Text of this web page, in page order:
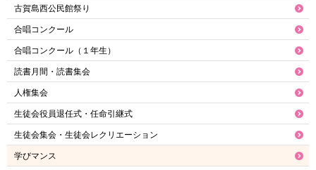
古賀島西公民館祭り
合唱コンクール
合唱コンクール（１年生）
読書月間・読書集会
人権集会
生徒会役員退任式・任命引継式
生徒会集会・生徒会レクリエーション
学びマンス